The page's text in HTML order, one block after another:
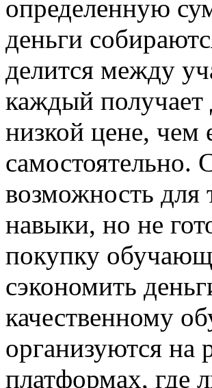
определенную
деньги
делится между
каждый получает
низкой цене, чем
самостоятельно.
возможность для
навыки, но не
покупку
сэкономить
качественному
организуются
платформах, где